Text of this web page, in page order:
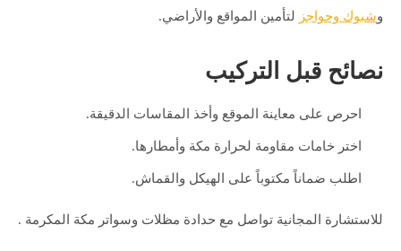
وشبوك وحواجز لتأمين المواقع والأراضي.
نصائح قبل التركيب
احرص على معاينة الموقع وأخذ المقاسات الدقيقة.
اختر خامات مقاومة لحرارة مكة وأمطارها.
اطلب ضماناً مكتوباً على الهيكل والقماش.
للاستشارة المجانية تواصل مع حدادة مظلات وسواتر مكة المكرمة .